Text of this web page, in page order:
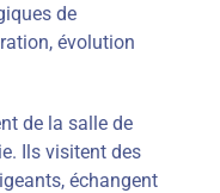
de
évolution
de la salle de
Ils visitent des
échangent